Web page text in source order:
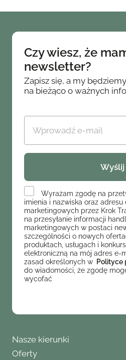
Czy wiesz, że
newsletter?
Zapisz się, a my
na bieżąco o ważnych
Wyrażam zgodę na
imienia i nazwiska oraz
marketingowych przez Krok
na przesyłanie informacji
marketingowych w postaci
szczególności o nowych
produktach, usługach i
elektroniczną na mój adres e-
zasad określonych w Polityce
do wiadomości, że zgodę
wycofać
Nasze kierunki
Oferty